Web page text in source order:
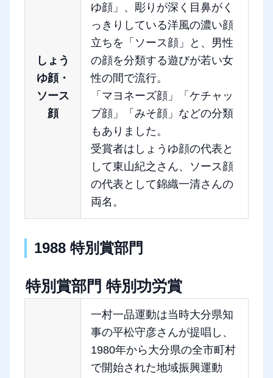
しょう
ゆ顔・
ソース
顔
ゆ顔」、彫りが深く目鼻がく
っきりしている洋風の濃い顔
立ちを「ソース顔」と、男性
の顔を分類する遊びが若い女
性の間で流行。
「マヨネーズ顔」「ケチャッ
プ顔」「みそ顔」などの分類
もありました。
受賞者はしょうゆ顔の代表と
して東山紀之さん、ソース顔
の代表として錦織一清さんの
両名。
1988 特別賞部門
特別賞部門 特別功労賞
一村一品運動は当時大分県知
事の平松守彦さんが提唱し、
1980年から大分県の全市町村
で開始された地域振興運動